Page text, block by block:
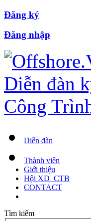
Đăng ký
Đăng nhập
Diễn đàn
Thành viên
Giới thiệu
Hội XD_CTB
CONTACT
Tìm kiếm